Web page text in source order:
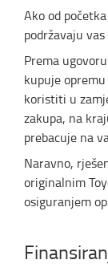
Ako od
podržavaju
Prema
kupuje
koristiti u
zakupa, na
prebacuje na
Naravno,
originalnim
osiguranjem